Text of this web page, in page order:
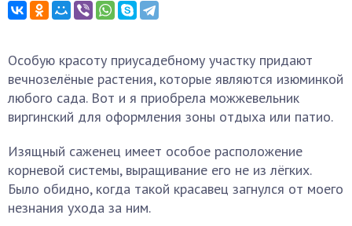
Особую красоту приусадебному участку придают
вечнозелёные растения, которые являются изюминкой
любого сада. Вот и я приобрела можжевельник
виргинский для оформления зоны отдыха или патио.
Изящный саженец имеет особое расположение
корневой системы, выращивание его не из лёгких.
Было обидно, когда такой красавец загнулся от моего
незнания ухода за ним.